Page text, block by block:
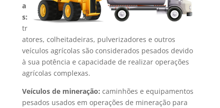
a
s:
tr
atores, colheitadeiras, pulverizadores e outros
veículos agrícolas são considerados pesados devido
à sua potência e capacidade de realizar operações
agrícolas complexas.
Veículos de mineração: caminhões e equipamentos
pesados usados em operações de mineração para